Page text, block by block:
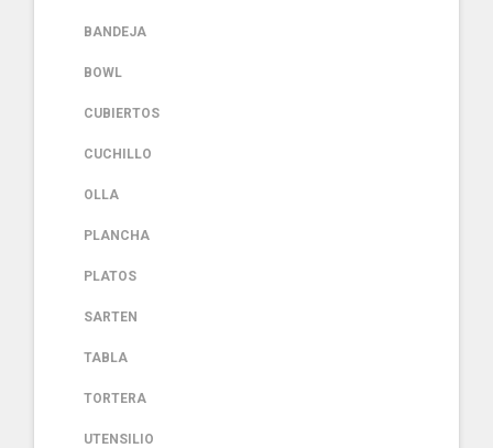
BANDEJA
BOWL
CUBIERTOS
CUCHILLO
OLLA
PLANCHA
PLATOS
SARTEN
TABLA
TORTERA
UTENSILIO